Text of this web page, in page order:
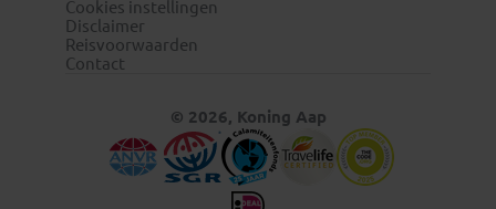
Cookies instellingen
Disclaimer
Reisvoorwaarden
Contact
© 2026, Koning Aap